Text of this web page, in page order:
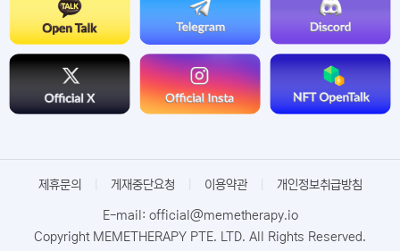
제휴문의 게재중단요청 이용약관 개인정보취급방침
E-mail: official@memetherapy.io
Copyright MEMETHERAPY PTE. LTD. All Rights Reserved.